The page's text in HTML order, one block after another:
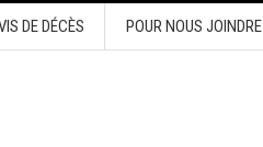
DE DÉCÈS POUR NOUS JOINDRE